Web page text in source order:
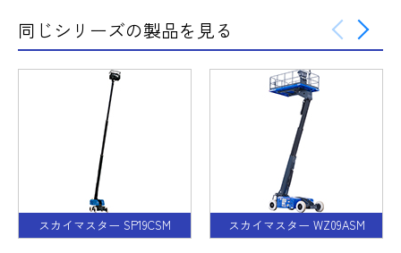
同じシリーズの製品を見る
スカイマスター SP19CSM スカイマスター WZ09ASM